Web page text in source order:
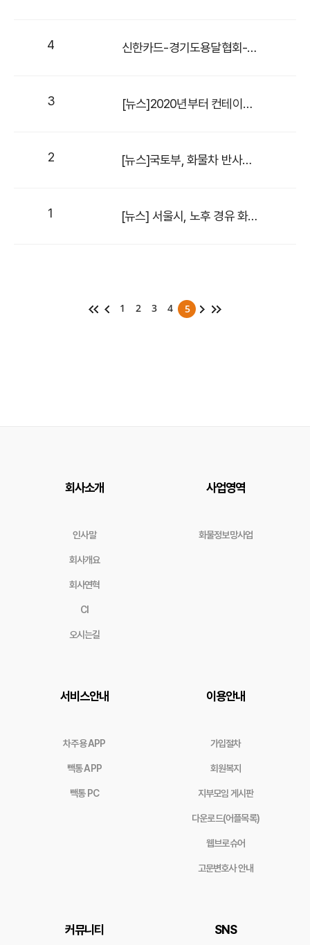
4 신한카드-경기도용달협회-화물맨, 이익 증진 MOU 체결
3 [뉴스]2020년부터 컨테이너·시멘트 화물차 적정운임 보장
2 [뉴스]국토부, 화물차 반사띠 등 이륜차 ABS 설치 의무화
1 [뉴스] 서울시, 노후 경유 화물차 수도권 진입 등 운행 제한
1 2 3 4 5
회사소개
인사말
회사개요
회사연혁
CI
오시는길
사업영역
화물정보망사업
서비스안내
차주용 APP
빽통 APP
빽통 PC
이용안내
가입절차
회원복지
지부모임 게시판
다운로드(어플목록)
웹브로슈어
고문변호사 안내
커뮤니티 SNS